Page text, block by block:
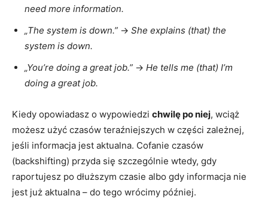
need more information.
„The system is down.” → She explains (that) the
system is down.
„You’re doing a great job.” → He tells me (that) I’m
doing a great job.
Kiedy opowiadasz o wypowiedzi chwilę po niej, wciąż
możesz użyć czasów teraźniejszych w części zależnej,
jeśli informacja jest aktualna. Cofanie czasów
(backshifting) przyda się szczególnie wtedy, gdy
raportujesz po dłuższym czasie albo gdy informacja nie
jest już aktualna – do tego wrócimy później.